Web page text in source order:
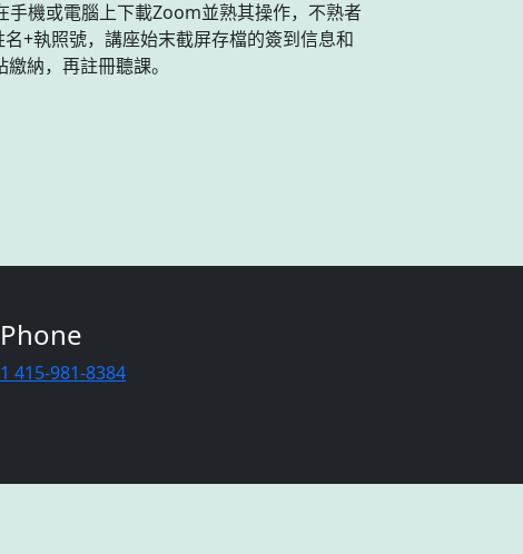
手機或電腦上下載Zoom並熟其操作，不熟者
+執照號，講座始末截屏存檔的簽到信息和
納，再註冊聽課。
Phone
1 415-981-8384